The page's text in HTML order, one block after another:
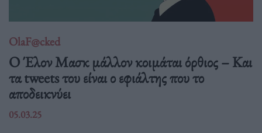
OlaF@cked
Ο Έλον Μασκ μάλλον κοιμάται όρθιος – Και
τα tweets του είναι ο εφιάλτης που το
αποδεικνύει
05.03.25